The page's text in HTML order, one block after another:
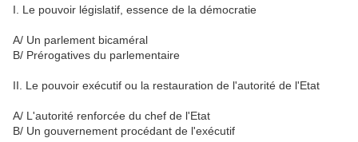
I. Le pouvoir législatif, essence de la démocratie
A/ Un parlement bicaméral
B/ Prérogatives du parlementaire
II. Le pouvoir exécutif ou la restauration de l'autorité de l'Etat
A/ L'autorité renforcée du chef de l'Etat
B/ Un gouvernement procédant de l'exécutif